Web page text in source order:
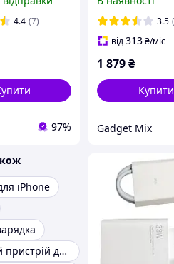
USB-C
(Type-C)
4.4 (7)
97%
2016 року usb
провідний
бездротовий
3.5
від313₴/міс
1 879₴
Купити
Gadget Mix
iPhone
Зарядний пристрій до телефону